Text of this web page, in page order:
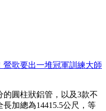
歌要出一堆冠軍訓練大師
的圓柱狀鋁管，以及3款不
加總為14415.5公尺，等